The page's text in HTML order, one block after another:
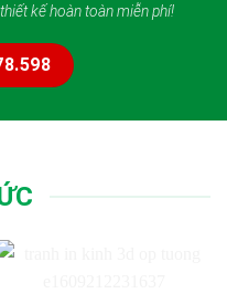
kế hoàn toàn miễn phí!